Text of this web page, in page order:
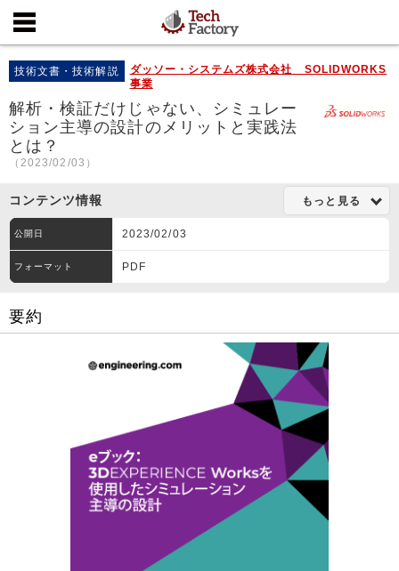
技術文書・技術解説
ダッソー・システムズ株式会社 SOLIDWORKS
事業
解析・検証だけじゃない、シミュレー
ション主導の設計のメリットと実践法
とは？
（2023/02/03）
コンテンツ情報 もっと見る
公開日 2023/02/03
フォーマット PDF
要約